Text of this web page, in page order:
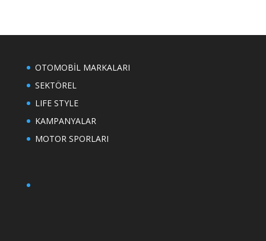
OTOMOBİL MARKALARI
SEKTÖREL
LIFE STYLE
KAMPANYALAR
MOTOR SPORLARI